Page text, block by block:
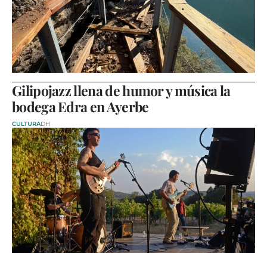
Gilipojazz llena de humor y música la
bodega Edra en Ayerbe
CULTURADH